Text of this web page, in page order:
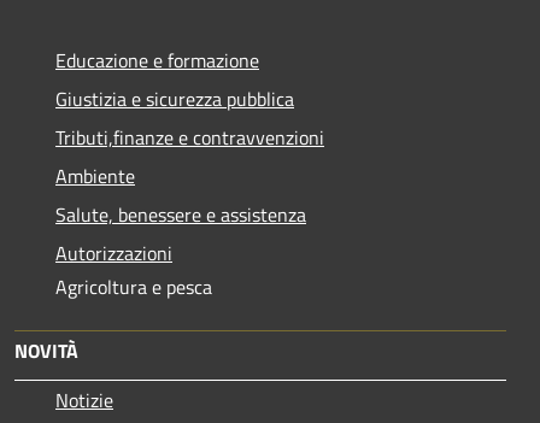
Educazione e formazione
Giustizia e sicurezza pubblica
Tributi,finanze e contravvenzioni
Ambiente
Salute, benessere e assistenza
Autorizzazioni
Agricoltura e pesca
NOVITÀ
Notizie